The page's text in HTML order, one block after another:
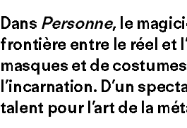
Dans Personne, le
frontière entre le réel et
masques et de
l’incarnation. D’un
talent pour l’art de la